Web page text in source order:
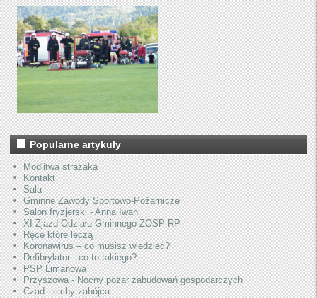
Popularne artykuły
Modlitwa strażaka
Kontakt
Sala
Gminne Zawody Sportowo-Pożarnicze
Salon fryzjerski - Anna Iwan
XI Zjazd Odziału Gminnego ZOSP RP
Ręce które leczą
Koronawirus – co musisz wiedzieć?
Defibrylator - co to takiego?
PSP Limanowa
Przyszowa - Nocny pożar zabudowań gospodarczych
Czad - cichy zabójca